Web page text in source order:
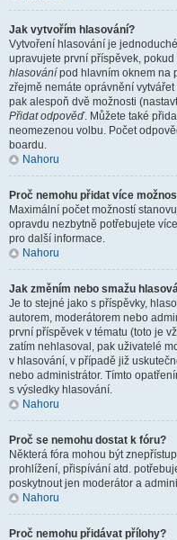
Jak vytvořím hlasování?
Vytvoření hlasování je
upravujete první příspěvek,
hlasování pod hlavním oknem na
zřejmě nemáte oprávnění
pak alespoň dvě možnosti
Přidat odpověď. Můžete také
neomezenou volbu. Počet
boardu.
Nahoru
Proč nemohu přidat více
Maximální počet možností
opravdu nezbytně potřebujete
pro další informace.
Nahoru
Jak změním nebo smažu
Je to stejné jako s příspěvky,
autorem, moderátorem nebo
první příspěvek v tématu (toto je
zatím nehlasoval, pak uživatelé
v hlasování, v případě již
nebo administrátor. Tímto
s výsledky hlasování.
Nahoru
Proč se nemohu dostat k fóru?
Některá fóra mohou být
prohlížení, přispívání atd.
poskytnout jen moderátor a
Nahoru
Proč nemohu přidávat přílohy?